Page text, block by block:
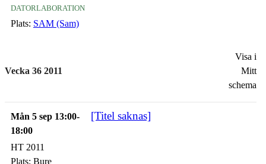
datorlaboration
Plats: SAM (Sam)
Vecka 36 2011
Visa i
Mitt
schema
Mån 5 sep 13:00-
18:00
[Titel saknas]
HT 2011
Plats: Bure